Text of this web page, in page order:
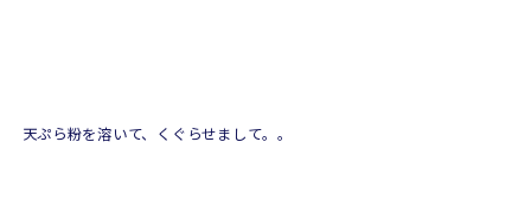
天ぷら粉を溶いて、くぐらせまして。。